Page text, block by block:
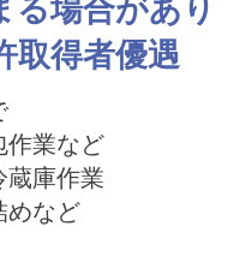
取得者優遇
業など
庫作業
など